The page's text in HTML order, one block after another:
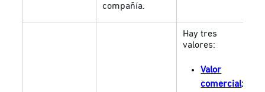
compañía.
Hay tres
valores:
Valor
comercial: